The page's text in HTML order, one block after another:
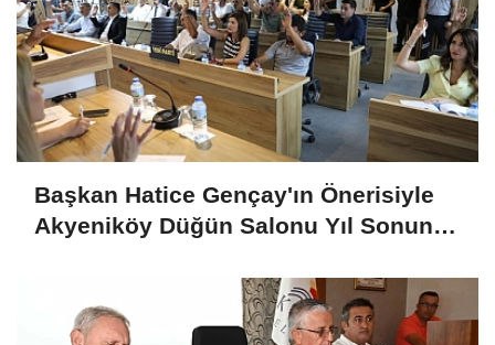
Başkan Hatice Gençay'ın Önerisiyle
Akyeniköy Düğün Salonu Yıl Sonuna